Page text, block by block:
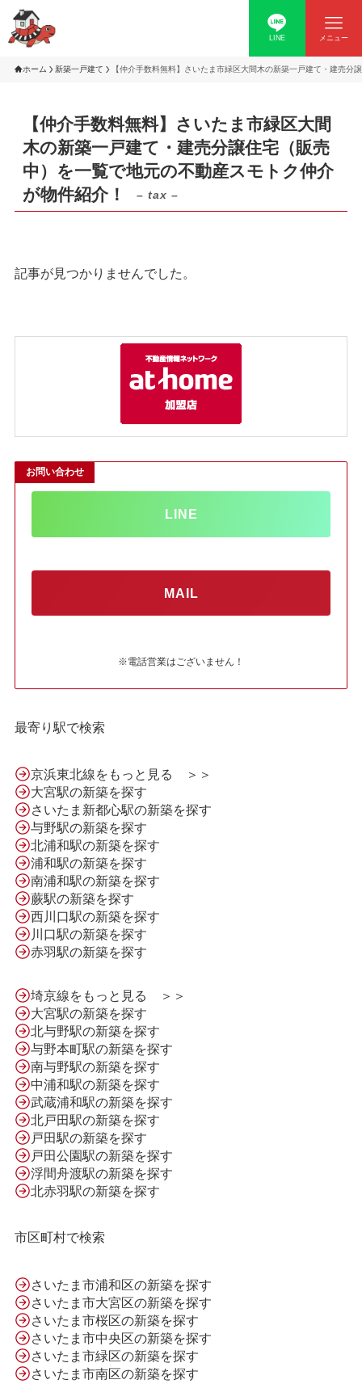
LINE問合せ
メール問合せ
会社案内
利用規約
プライバシーポリシー
サイトマップ
LINE メニュー
ホーム 新築一戸建て 【仲介手数料無料】さいたま市緑区大間木の新築一戸建て・建売
【仲介手数料無料】さいたま市緑区大間
木の新築一戸建て・建売分譲住宅（販売
中）を一覧で地元の不動産スモトク仲介
が物件紹介！
– tax –
記事が見つかりませんでした。
お問い合わせ
LINE
MAIL
※電話営業はございません！
最寄り駅で検索
京浜東北線をもっと見る ＞＞
大宮駅の新築を探す
さいたま新都心駅の新築を探す
与野駅の新築を探す
北浦和駅の新築を探す
浦和駅の新築を探す
南浦和駅の新築を探す
蕨駅の新築を探す
西川口駅の新築を探す
川口駅の新築を探す
赤羽駅の新築を探す
埼京線をもっと見る ＞＞
大宮駅の新築を探す
北与野駅の新築を探す
与野本町駅の新築を探す
南与野駅の新築を探す
中浦和駅の新築を探す
武蔵浦和駅の新築を探す
北戸田駅の新築を探す
戸田駅の新築を探す
戸田公園駅の新築を探す
浮間舟渡駅の新築を探す
北赤羽駅の新築を探す
市区町村で検索
さいたま市浦和区の新築を探す
さいたま市大宮区の新築を探す
さいたま市桜区の新築を探す
さいたま市中央区の新築を探す
さいたま市緑区の新築を探す
さいたま市南区の新築を探す